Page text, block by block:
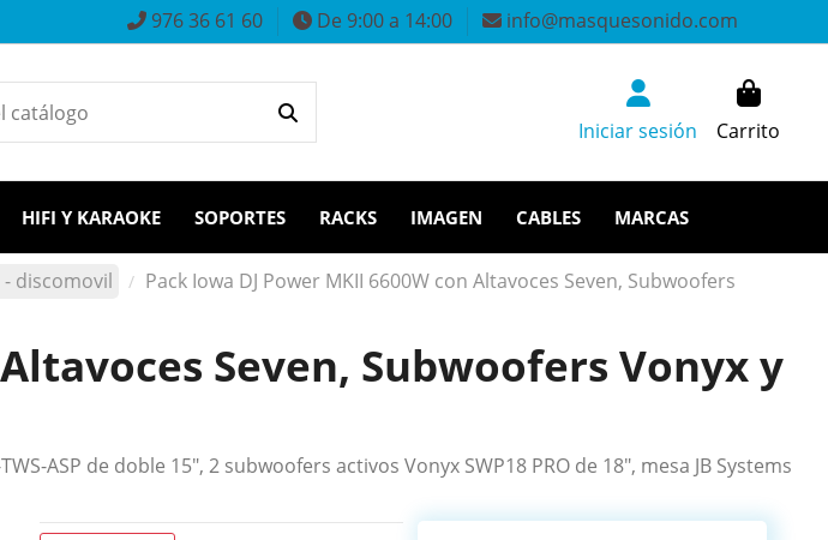
976 36 61 60 De 9:00 a 14:00 info@masquesonido.com
Iniciar sesión Carrito
HIFI Y KARAOKE SOPORTES RACKS IMAGEN CABLES MARCAS
discomovil
Pack Iowa DJ Power MKII 6600W con Altavoces Seven, Subwoofers
Seven, Subwoofers Vonyx y
ASP de doble 15", 2 subwoofers activos Vonyx SWP18 PRO de 18", mesa JB Systems